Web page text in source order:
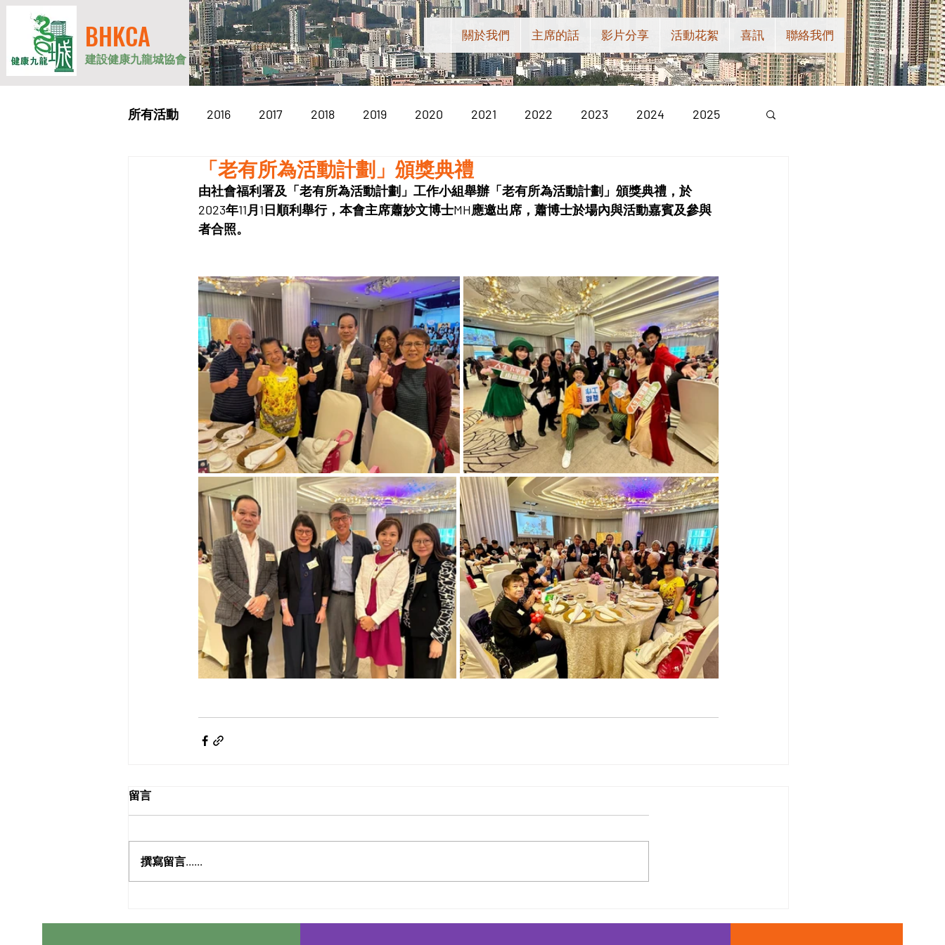
BHKCA
建設健康九龍城協會
關於我們 主席的話 影片分享 活動花絮 喜訊 聯絡我們
所有活動 2016 2017 2018 2019 2020 2021 2022 2023 2024 2025
「老有所為活動計劃」頒獎典禮
由社會福利署及「老有所為活動計劃」工作小組舉辦「老有所為活動計劃」頒獎典禮，於
2023年11月1日順利舉行，本會主席蕭妙文博士MH應邀出席，蕭博士於場內與活動嘉賓及參與
者合照。
留言
撰寫留言......